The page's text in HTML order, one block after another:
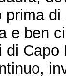
prima
e ben
di Capo